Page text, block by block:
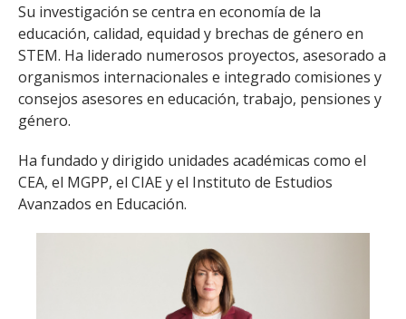
Su investigación se centra en economía de la
educación, calidad, equidad y brechas de género en
STEM. Ha liderado numerosos proyectos, asesorado a
organismos internacionales e integrado comisiones y
consejos asesores en educación, trabajo, pensiones y
género.
Ha fundado y dirigido unidades académicas como el
CEA, el MGPP, el CIAE y el Instituto de Estudios
Avanzados en Educación.